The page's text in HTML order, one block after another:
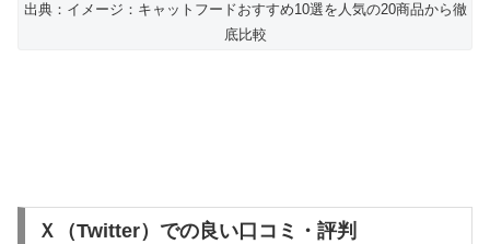
出典：イメージ：キャットフードおすすめ10選を人気の20商品から徹
底比較
Ｘ（Twitter）での良い口コミ・評判